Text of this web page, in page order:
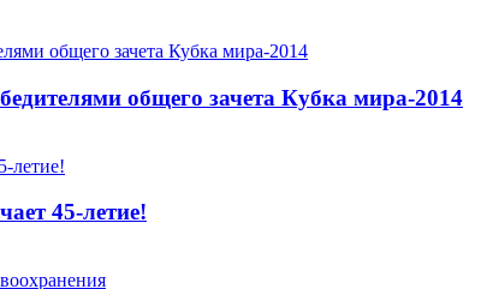
общего зачета Кубка мира-2014
45-летие!